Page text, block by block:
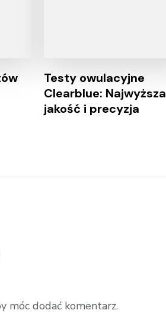
Testy owulacyjne
Clearblue: Najwyższa
jakość i precyzja
móc dodać komentarz.